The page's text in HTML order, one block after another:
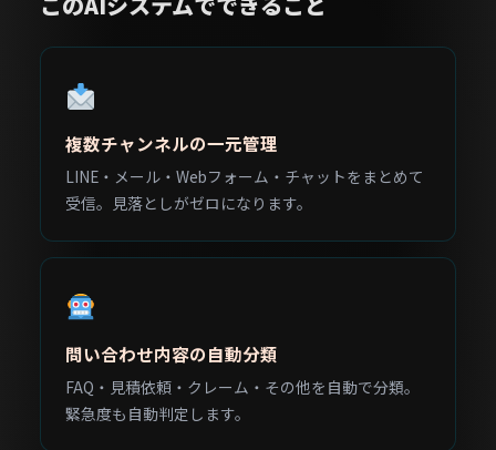
複数チャンネルの一元管理
LINE・メール・Webフォーム・チャットをまとめて
受信。見落としがゼロになります。
問い合わせ内容の自動分類
FAQ・見積依頼・クレーム・その他を自動で分類。
緊急度も自動判定します。